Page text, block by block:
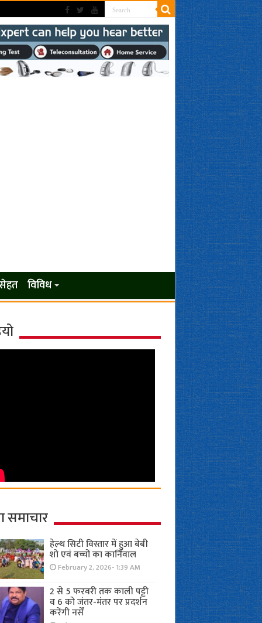
विविध
समाचार
हेल्थ सिटी विस्तार में हुआ बेबी
शो एवं बच्चों का कार्निवाल
February 2, 2026- 1:39 AM
2 से 5 फरवरी तक काली पट्टी
व 6 को जंतर-मंतर पर प्रदर्शन
करेंगी नर्सें